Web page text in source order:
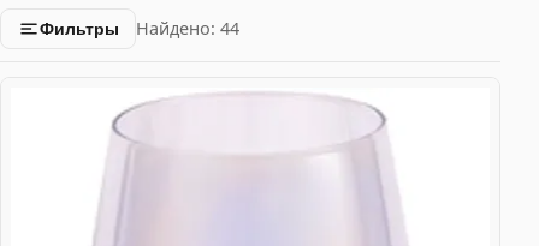
Фильтры Найдено: 44